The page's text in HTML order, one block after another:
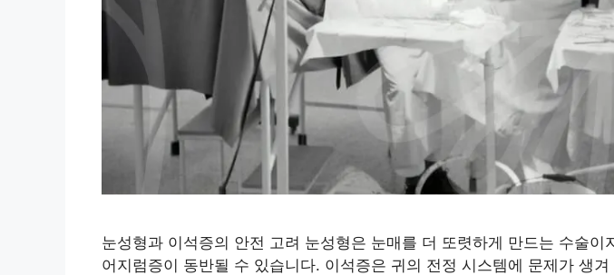
눈성형과 이석증의 안전 고려 눈성형은 눈매를 더 또렷하게 만드는 수술이
어지럼증이 동반될 수 있습니다. 이석증은 귀의 전정 시스템에 문제가 생